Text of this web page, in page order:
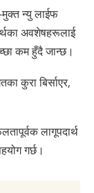
न्यु लाईफ
अवशेषहरूलाई
कम हुँदै जान्छ।
कुरा बिर्साएर,
लागूपदार्थ
गर्छ।